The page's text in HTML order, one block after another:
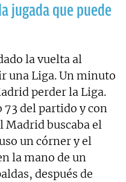
jugada que puede
la vuelta al
una Liga. Un minuto
perder la Liga.
del partido y con
Madrid buscaba el
un córner y el
la mano de un
después de